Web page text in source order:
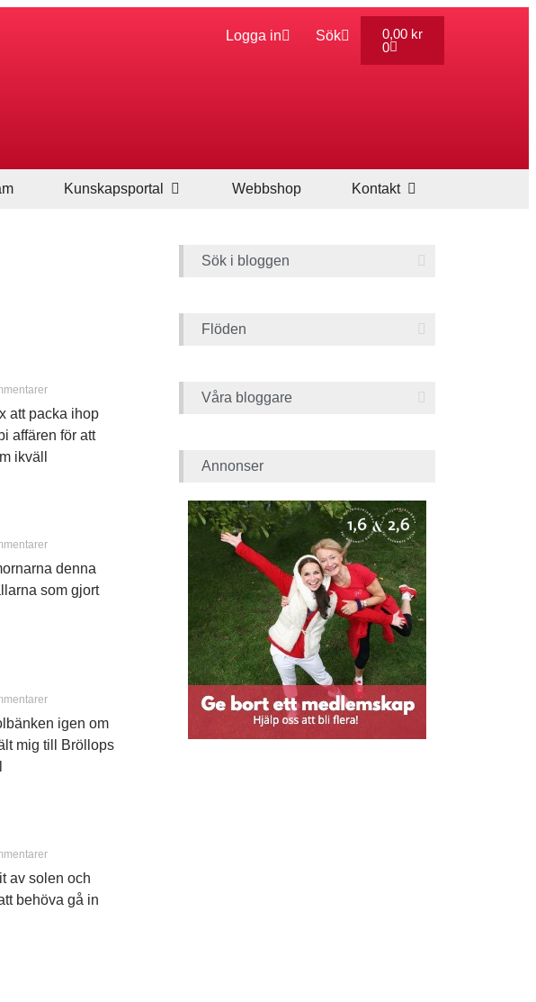
Logga in Sök 0,00 kr
0
Kunskapsportal Webbshop Kontakt
att packa ihop
affären för att
ikväll
denna
som gjort
igen om
mig till Bröllops
av solen och
behöva gå in
Sök i bloggen
Flöden
Våra bloggare
Annonser